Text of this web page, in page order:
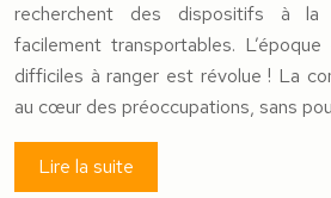
recherchent des dispositifs à
facilement transportables.
difficiles à ranger est révolue ! La
au cœur des préoccupations, sans
Lire la suite